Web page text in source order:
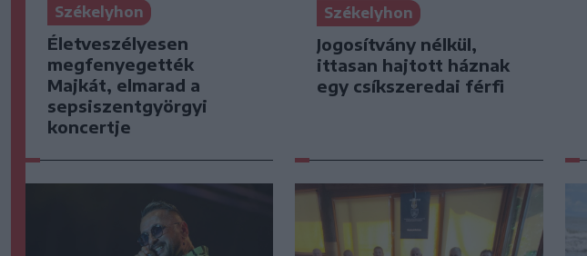
Székelyhon
Életveszélyesen
megfenyegették
Majkát, elmarad a
sepsiszentgyörgyi
koncertje
Székelyhon
Jogosítvány nélkül,
ittasan hajtott háznak
egy csíkszeredai férfi